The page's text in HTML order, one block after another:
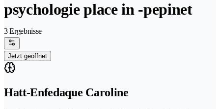
psychologie place in -pepinet
3 Ergebnisse
Jetzt geöffnet
Hatt-Enfedaque Caroline